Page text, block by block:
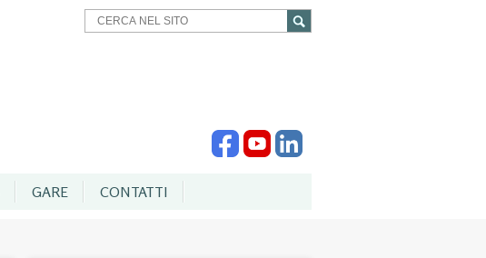
GARE CONTATTI